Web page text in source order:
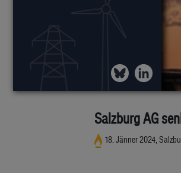
Salzburg AG
18. Jänner 2024,